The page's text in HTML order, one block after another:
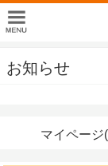
お知らせ
マイページ